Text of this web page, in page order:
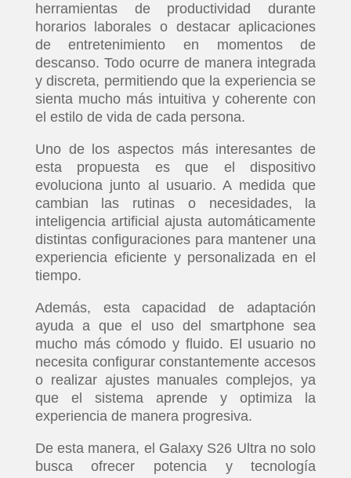
herramientas de productividad durante
horarios laborales o destacar aplicaciones
de entretenimiento en momentos de
descanso. Todo ocurre de manera integrada
y discreta, permitiendo que la experiencia se
sienta mucho más intuitiva y coherente con
el estilo de vida de cada persona.
Uno de los aspectos más interesantes de
esta propuesta es que el dispositivo
evoluciona junto al usuario. A medida que
cambian las rutinas o necesidades, la
inteligencia artificial ajusta automáticamente
distintas configuraciones para mantener una
experiencia eficiente y personalizada en el
tiempo.
Además, esta capacidad de adaptación
ayuda a que el uso del smartphone sea
mucho más cómodo y fluido. El usuario no
necesita configurar constantemente accesos
o realizar ajustes manuales complejos, ya
que el sistema aprende y optimiza la
experiencia de manera progresiva.
De esta manera, el Galaxy S26 Ultra no solo
busca ofrecer potencia y tecnología